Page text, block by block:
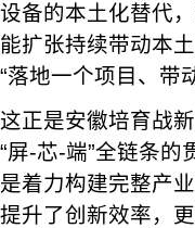
设备的本土化替代
能扩张持续带动本
“落地一个项目、带
这正是安徽培育战
“屏-芯-端”全链条
是着力构建完整产
提升了创新效率，